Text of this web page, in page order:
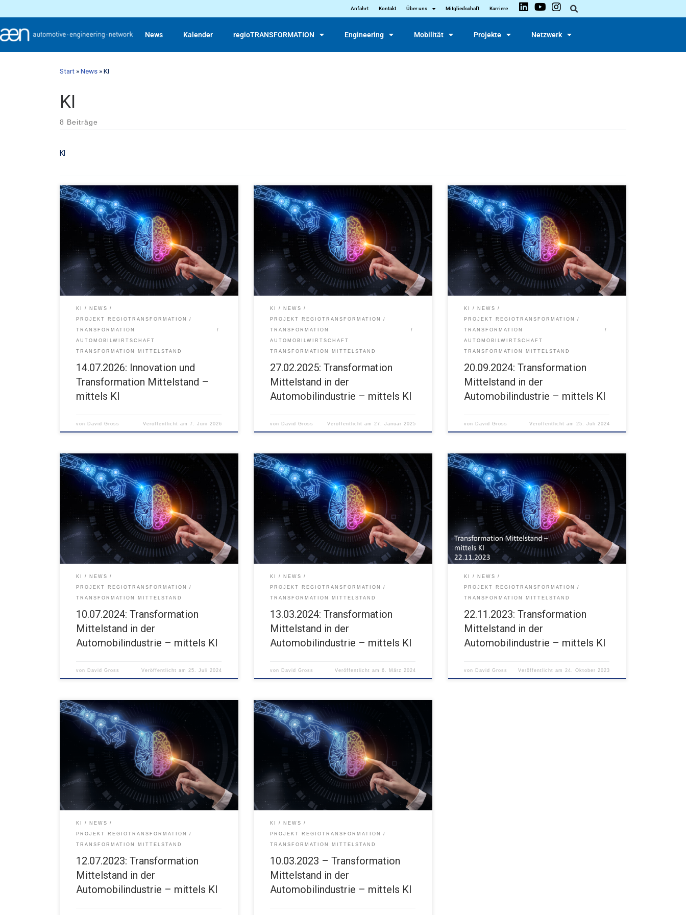
Anfahrt Kontakt Über uns Mitgliedschaft Karriere
News Kalender regioTRANSFORMATION Engineering Mobilität Projekte Netzwerk
Start » News » KI
KI
8 Beiträge
KI
Mit KI durchstarten: Zeit sparen und Produktivität
steigern 14.07.2026 FUX Karlsruhe
KI NEWS
PROJEKT REGIOTRANSFORMATION
TRANSFORMATION
AUTOMOBILWIRTSCHAFT
TRANSFORMATION MITTELSTAND
14.07.2026: Innovation und
Transformation Mittelstand –
mittels KI
von David Gross Veröffentlicht am 7. Juni 2026
Mit KI durchstarten: Zeit sparen und Produktivität
steigern 27.02.2025 08:30-13:00 verschoben vom
20.11.2024 FUX Karlsruhe
KI NEWS
PROJEKT REGIOTRANSFORMATION
TRANSFORMATION
AUTOMOBILWIRTSCHAFT
TRANSFORMATION MITTELSTAND
27.02.2025: Transformation
Mittelstand in der
Automobilindustrie – mittels KI
von David Gross Veröffentlicht am 27. Januar 2025
Vom Ideenfindungsprozess zur Serienfertigung:
Additive Fertigung & KI als Innovationsmotor
20.09.2024 09:30-18:30 Steinbeis-Haus Karlsruhe
KI NEWS
PROJEKT REGIOTRANSFORMATION
TRANSFORMATION
AUTOMOBILWIRTSCHAFT
TRANSFORMATION MITTELSTAND
20.09.2024: Transformation
Mittelstand in der
Automobilindustrie – mittels KI
von David Gross Veröffentlicht am 25. Juli 2024
KI im Maschinenbau Hype oder Zukunftstechnologie?
10.07.2024 08:30 - 12:30 Uhr FUX Karlsruhe
KI NEWS
PROJEKT REGIOTRANSFORMATION
TRANSFORMATION MITTELSTAND
10.07.2024: Transformation
Mittelstand in der
Automobilindustrie – mittels KI
von David Gross Veröffentlicht am 25. Juli 2024
13.03.2024 08:00 - 13:00 Uhr FUX Karlsruhe
KI NEWS
PROJEKT REGIOTRANSFORMATION
TRANSFORMATION MITTELSTAND
13.03.2024: Transformation
Mittelstand in der
Automobilindustrie – mittels KI
von David Gross Veröffentlicht am 6. März 2024
22.11.2023 09:00 - 12:30 Uhr FUX Karlsruhe
KI NEWS
PROJEKT REGIOTRANSFORMATION
TRANSFORMATION MITTELSTAND
22.11.2023: Transformation
Mittelstand in der
Automobilindustrie – mittels KI
von David Gross Veröffentlicht am 24. Oktober 2023
Der Einstieg in KI für kleine und mittelständische
Unternehmen 12.07.2023 08:30 Uhr FUX Karlsruhe
KI NEWS
PROJEKT REGIOTRANSFORMATION
TRANSFORMATION MITTELSTAND
12.07.2023: Transformation
Mittelstand in der
Automobilindustrie – mittels KI
Der Einstieg in KI für kleine und mittelständische
Unternehmen 10.03.2023 08:00 Uhr FUX Karlsruhe
KI NEWS
PROJEKT REGIOTRANSFORMATION
TRANSFORMATION MITTELSTAND
10.03.2023 – Transformation
Mittelstand in der
Automobilindustrie – mittels KI